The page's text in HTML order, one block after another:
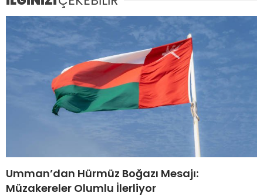
Umman’dan Hürmüz Boğazı Mesajı:
Müzakereler Olumlu İlerliyor